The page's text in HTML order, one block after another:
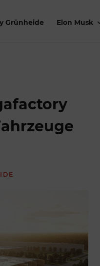
Grünheide Elon Musk